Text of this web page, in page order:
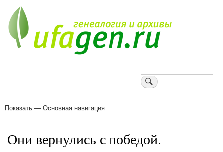
основному
содержанию
Поиск
Основная
Показать — Основная навигация
Они вернулись с победой.